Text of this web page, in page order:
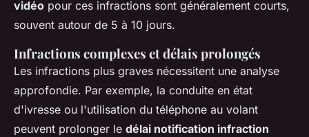
vidéo pour ces infractions sont généralement courts,
souvent autour de 5 à 10 jours.
Infractions complexes et délais prolongés
Les infractions plus graves nécessitent une analyse
approfondie. Par exemple, la conduite en état
d'ivresse ou l'utilisation du téléphone au volant
peuvent prolonger le délai notification infraction